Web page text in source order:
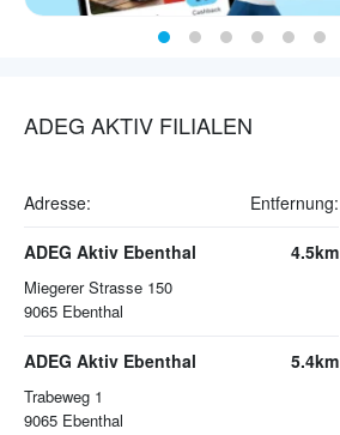
ADEG AKTIV FILIALEN
Adresse: Entfernung:
ADEG Aktiv Ebenthal
Miegerer Strasse 150
9065 Ebenthal
4.5km
ADEG Aktiv Ebenthal
Trabeweg 1
9065 Ebenthal
5.4km